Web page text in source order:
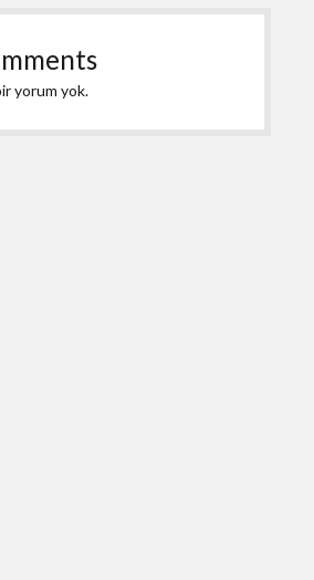
yorum yok.